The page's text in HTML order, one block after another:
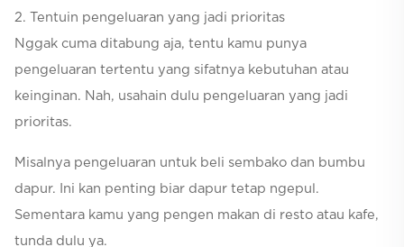
2. Tentuin pengeluaran yang jadi prioritas
Nggak cuma ditabung aja, tentu kamu punya
pengeluaran tertentu yang sifatnya kebutuhan atau
keinginan. Nah, usahain dulu pengeluaran yang jadi
prioritas.
Misalnya pengeluaran untuk beli sembako dan bumbu
dapur. Ini kan penting biar dapur tetap ngepul.
Sementara kamu yang pengen makan di resto atau kafe,
tunda dulu ya.